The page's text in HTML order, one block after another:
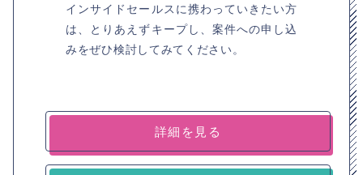
インサイドセールスに携わっていきたい方
は、とりあえずキープし、案件への申し込
みをぜひ検討してみてください。
詳細を見る